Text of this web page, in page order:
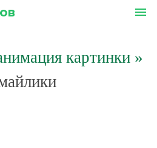
menu
картинки»